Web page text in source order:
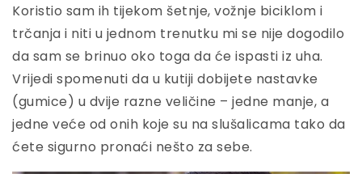
Koristio sam ih tijekom šetnje, vožnje biciklom i
trčanja i niti u jednom trenutku mi se nije dogodilo
da sam se brinuo oko toga da će ispasti iz uha.
Vrijedi spomenuti da u kutiji dobijete nastavke
(gumice) u dvije razne veličine – jedne manje, a
jedne veće od onih koje su na slušalicama tako da
ćete sigurno pronaći nešto za sebe.